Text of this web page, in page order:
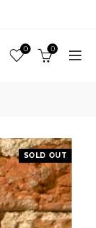
0 0
SOLD OUT